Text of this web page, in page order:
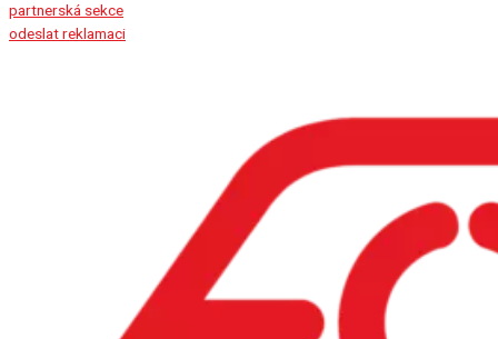
partnerská sekce
odeslat reklamaci